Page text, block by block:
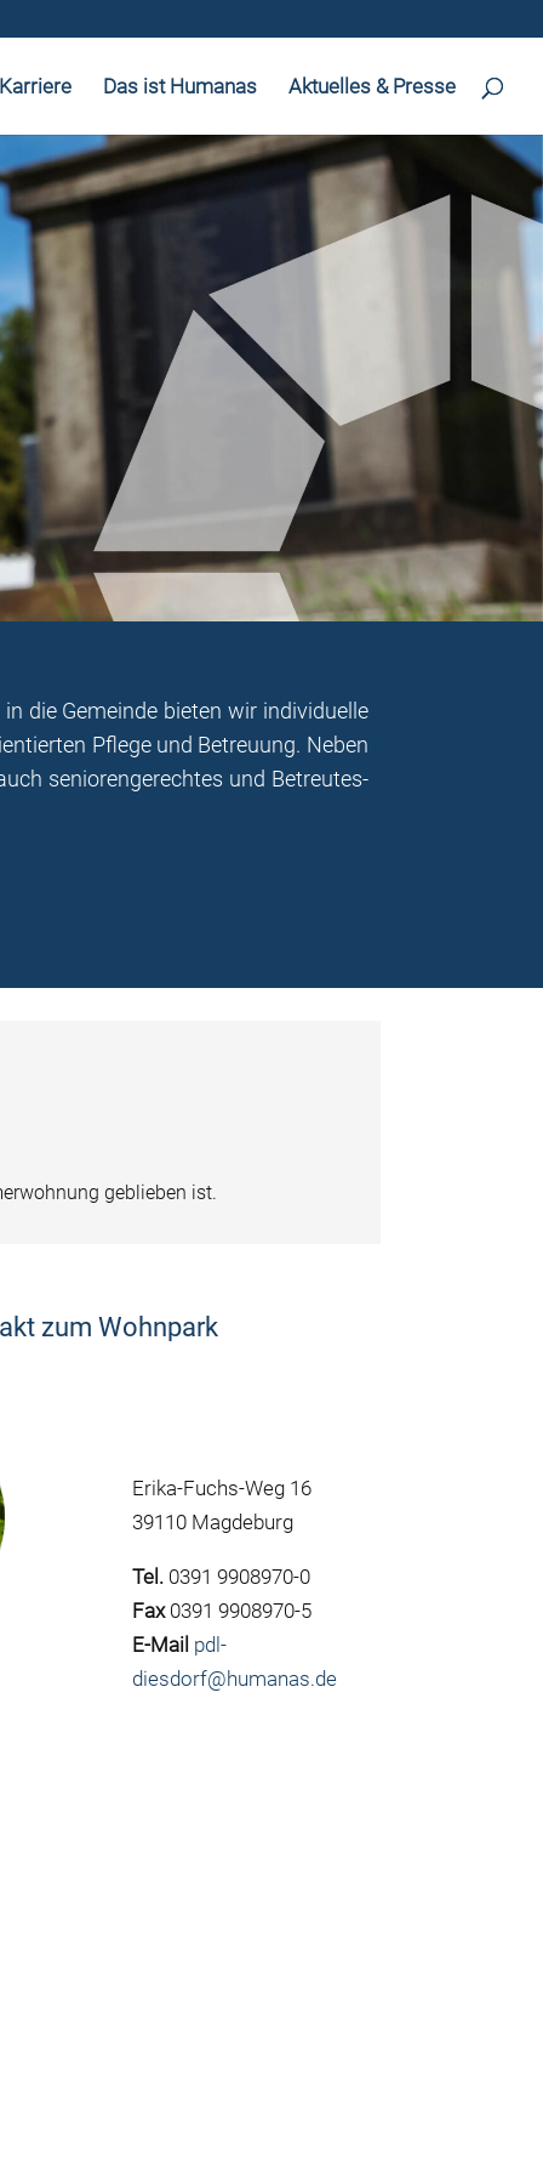
Das ist Humanas Aktuelles & Presse
die Gemeinde bieten wir individuelle
Pflege und Betreuung. Neben
seniorengerechtes und Betreutes-
geblieben ist.
zum Wohnpark
Erika-Fuchs-Weg 16
39110 Magdeburg
Tel. 0391 9908970-0
Fax0391 9908970-5
E-Mail pdl-
diesdorf@humanas.de